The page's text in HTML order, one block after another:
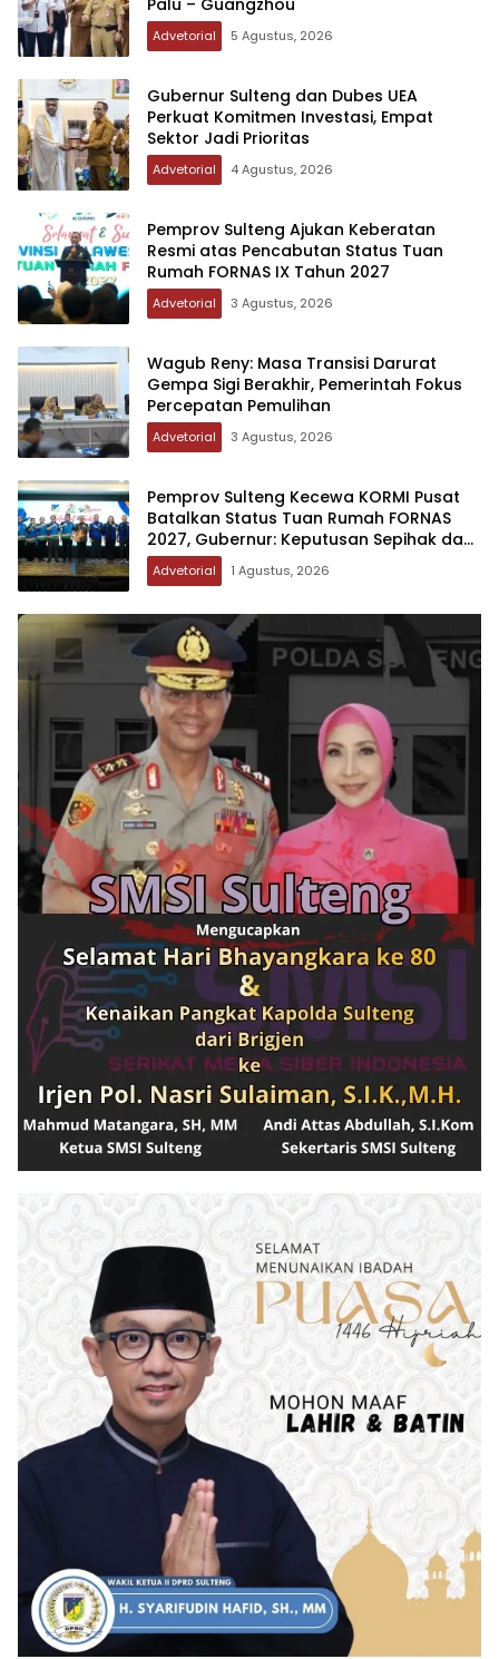
Advetorial 5 Agustus, 2026
Gubernur Sulteng dan Dubes UEA
Perkuat Komitmen Investasi, Empat
Sektor Jadi Prioritas
Advetorial 4 Agustus, 2026
Pemprov Sulteng Ajukan Keberatan
Resmi atas Pencabutan Status Tuan
Rumah FORNAS IX Tahun 2027
Advetorial 3 Agustus, 2026
Wagub Reny: Masa Transisi Darurat
Gempa Sigi Berakhir, Pemerintah Fokus
Percepatan Pemulihan
Advetorial 3 Agustus, 2026
Pemprov Sulteng Kecewa KORMI Pusat
Batalkan Status Tuan Rumah FORNAS
2027, Gubernur: Keputusan Sepihak dan
Tanpa Koordinasi
Advetorial 1 Agustus, 2026